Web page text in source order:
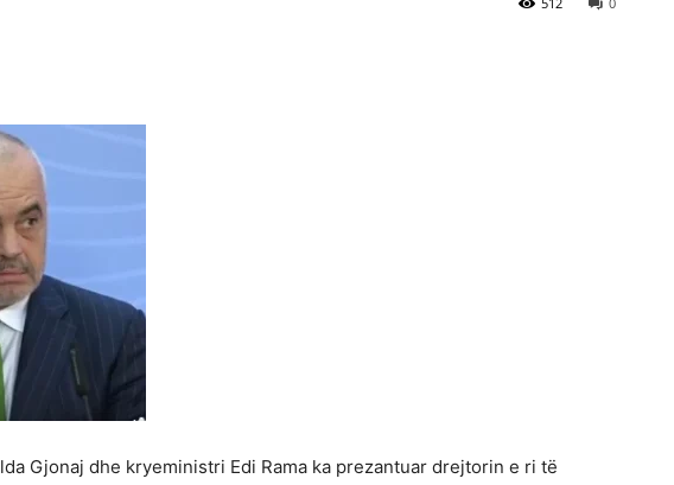
Gjonaj dhe kryeministri Edi Rama ka prezantuar drejtorin e ri të